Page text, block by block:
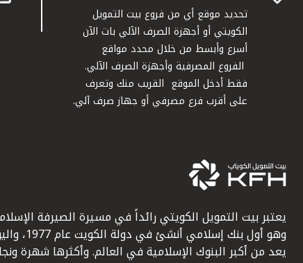
تحديد موقع أي من فروع بيت التمويل
الكويتي أو أجهزة الصرف الآلي بات الآن
أسرع وأبسط من خلال محدد مواقع
الفروع المصرفية وأجهزة الصرف الآلي.
فقط أدخل الموقع القريب منك وتعرف
على أقرب فرع مصرفي أو جهاز صرف آلي.
يعتبر بيت التمويل الكويتي رائداً في مسيرة الصيرفة
وهو أول بنك إسلامي أنشئ في دولة
يعد من أكبر البنوك الإسلامية في العالم. وأكثرها شهرة